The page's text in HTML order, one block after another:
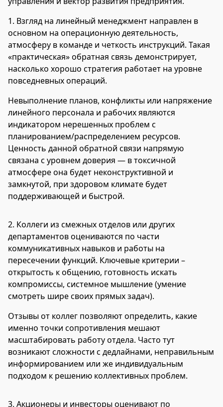
1. Взгляд на линейный менеджмент направлен в
основном на операционную деятельность,
атмосферу в команде и четкость инструкций. Такая
«практическая» обратная связь демонстрирует,
насколько хорошо стратегия работает на уровне
повседневных операций.
Невыполнение планов, конфликты или напряжение
линейного персонала и рабочих являются
индикатором нерешенных проблем с
планированием/распределением ресурсов.
Ценность данной обратной связи напрямую
связана с уровнем доверия — в токсичной
атмосфере она будет неконструктивной и
замкнутой, при здоровом климате будет
поддерживающей и быстрой.
2. Коллеги из смежных отделов или других
департаментов оцениваются по части
коммуникативных навыков и работы на
пересечении функций. Ключевые критерии –
открытость к общению, готовность искать
компромиссы, системное мышление (умение
смотреть шире своих прямых задач).
Отзывы от коллег позволяют определить, какие
именно точки сопротивления мешают
масштабировать работу отдела. Часто тут
возникают сложности с дедлайнами, неправильным
информированием или же индивидуальным
подходом к решению коллективных проблем.
3. Акционеры и инвесторы оценивают по